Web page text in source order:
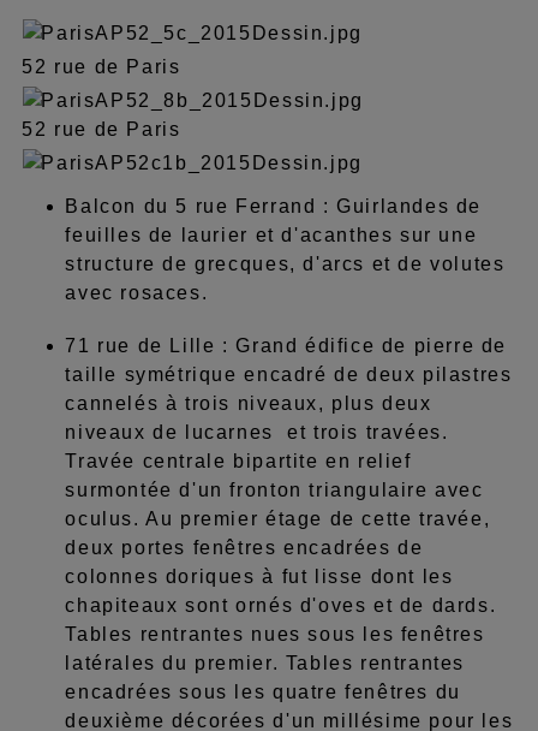
52 rue de Paris
52 rue de Paris
Balcon du 5 rue Ferrand : Guirlandes de
feuilles de laurier et d'acanthes sur une
structure de grecques, d'arcs et de volutes
avec rosaces.
71 rue de Lille : Grand édifice de pierre de
taille symétrique encadré de deux pilastres
cannelés à trois niveaux, plus deux
niveaux de lucarnes et trois travées.
Travée centrale bipartite en relief
surmontée d'un fronton triangulaire avec
oculus. Au premier étage de cette travée,
deux portes fenêtres encadrées de
colonnes doriques à fut lisse dont les
chapiteaux sont ornés d'oves et de dards.
Tables rentrantes nues sous les fenêtres
latérales du premier. Tables rentrantes
encadrées sous les quatre fenêtres du
deuxième décorées d'un millésime pour les